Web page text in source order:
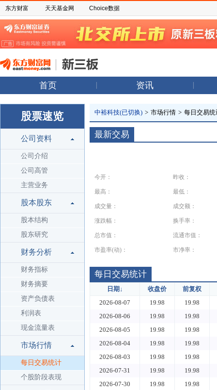
东方财富 天天基金网 Choice数据
首页 资讯
股票速览
公司资料
公司介绍
公司高管
主营业务
股本股东
股本结构
股东研究
财务分析
财务指标
财务摘要
资产负债表
利润表
现金流量表
市场行情
每日交易统计
个股阶段表现
中裕科技(已切换) > 市场行情 > 每日交易统
最新交易
今开： 昨收：
最高： 最低：
成交量： 成交额：
涨跌幅： 换手率：
总市值： 流通市值：
市盈率(动)： 市净率：
每日交易统计
日期↓ 收盘价
前复权
2026-08-07
19.98
19.98
2026-08-06
19.98
19.98
2026-08-05
19.98
19.98
2026-08-04
19.98
19.98
2026-08-03
19.98
19.98
2026-07-31
19.98
19.98
2026-07-30
19.98
19.98